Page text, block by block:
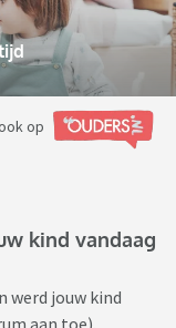
op
kind vandaag
werd jouw kind